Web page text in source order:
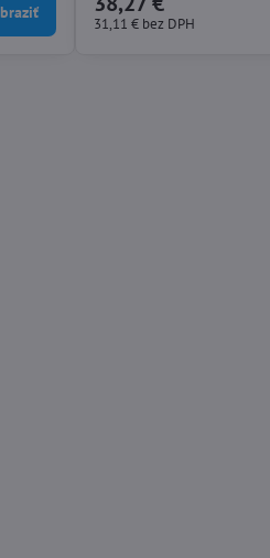
a viacero vreciek, ktoré
úložný...
31,11 € bez DPH